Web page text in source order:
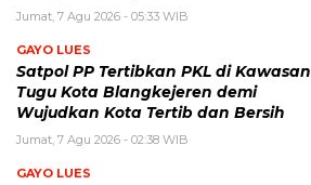
Jumat, 7 Agu 2026 - 05:33 WIB
GAYO LUES
Satpol PP Tertibkan PKL di Kawasan
Tugu Kota Blangkejeren demi
Wujudkan Kota Tertib dan Bersih
Jumat, 7 Agu 2026 - 02:38 WIB
GAYO LUES